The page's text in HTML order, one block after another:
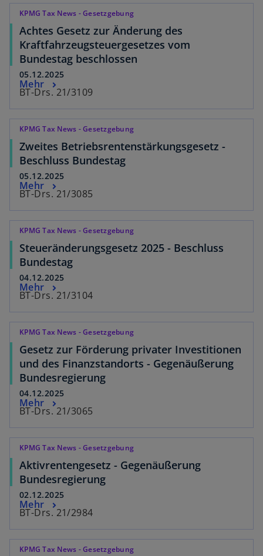
KPMG Tax News - Gesetzgebung
Achtes Gesetz zur Änderung des
Kraftfahrzeugsteuergesetzes vom
Bundestag beschlossen
05.12.2025
BT-Drs. 21/3109
Mehr
KPMG Tax News - Gesetzgebung
Zweites Betriebsrentenstärkungsgesetz -
Beschluss Bundestag
05.12.2025
BT-Drs. 21/3085
Mehr
KPMG Tax News - Gesetzgebung
Steueränderungsgesetz 2025 - Beschluss
Bundestag
04.12.2025
BT-Drs. 21/3104
Mehr
KPMG Tax News - Gesetzgebung
Gesetz zur Förderung privater Investitionen
und des Finanzstandorts - Gegenäußerung
Bundesregierung
04.12.2025
BT-Drs. 21/3065
Mehr
KPMG Tax News - Gesetzgebung
Aktivrentengesetz - Gegenäußerung
Bundesregierung
02.12.2025
BT-Drs. 21/2984
Mehr
KPMG Tax News - Gesetzgebung